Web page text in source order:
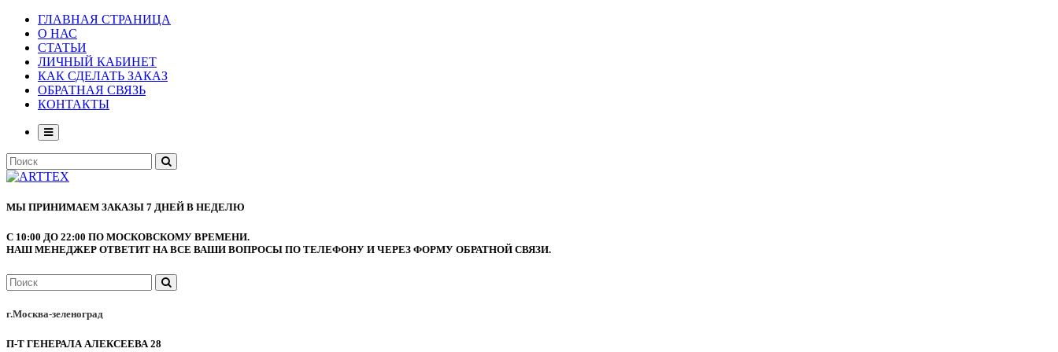
ГЛАВНАЯ СТРАНИЦА
О НАС
СТАТЬИ
ЛИЧНЫЙ КАБИНЕТ
КАК СДЕЛАТЬ ЗАКАЗ
ОБРАТНАЯ СВЯЗЬ
КОНТАКТЫ
МЫ ПРИНИМАЕМ ЗАКАЗЫ 7 ДНЕЙ В НЕДЕЛЮ
С 10:00 ДО 22:00 ПО МОСКОВСКОМУ ВРЕМЕНИ.
НАШ МЕНЕДЖЕР ОТВЕТИТ НА ВСЕ ВАШИ ВОПРОСЫ ПО ТЕЛЕФОНУ И ЧЕРЕЗ ФОРМУ ОБРАТНОЙ СВЯЗИ.
г.Москва-зеленоград
П-Т ГЕНЕРАЛА АЛЕКСЕЕВА 28